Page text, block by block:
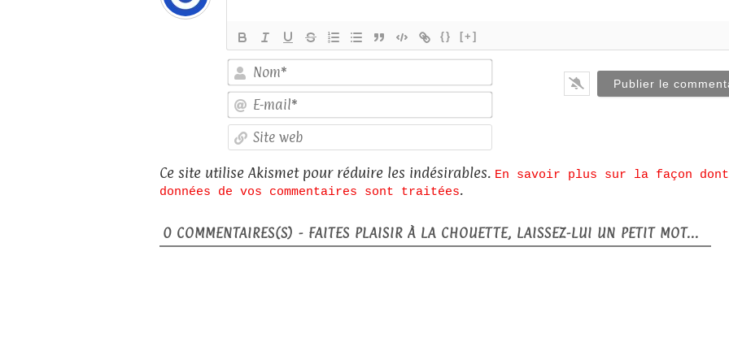
{} [+]
mail*
web
Ce site utilise Akismet pour réduire les indésirables. En savoir plus sur la façon
données de vos commentaires sont traitées.
0 COMMENTAIRES(S) - FAITES PLAISIR À LA CHOUETTE, LAISSEZ-LUI UN PETIT MOT...